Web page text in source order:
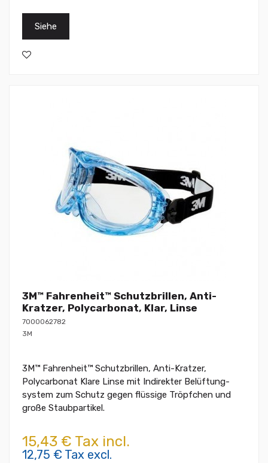
Siehe
3M™ Fahrenheit™ Schutzbrillen, Anti-
Kratzer, Polycarbonat, Klar, Linse
7000062782
3M
3M™ Fahrenheit™ Schutzbrillen, Anti-Kratzer,
Polycarbonat Klare Linse mit Indirekter Belüftung-
system zum Schutz gegen flüssige Tröpfchen und
große Staubpartikel.
15,43 € Tax incl.
12,75 € Tax excl.